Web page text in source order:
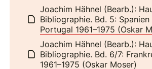
Joachim Hähnel (Bearb.):
Bibliographie. Bd. 5: Spanien
Portugal 1961–1975 (Oskar
Joachim Hähnel (Bearb.):
Bibliographie. Bd. 6/7:
1961–1975 (Oskar Moser)